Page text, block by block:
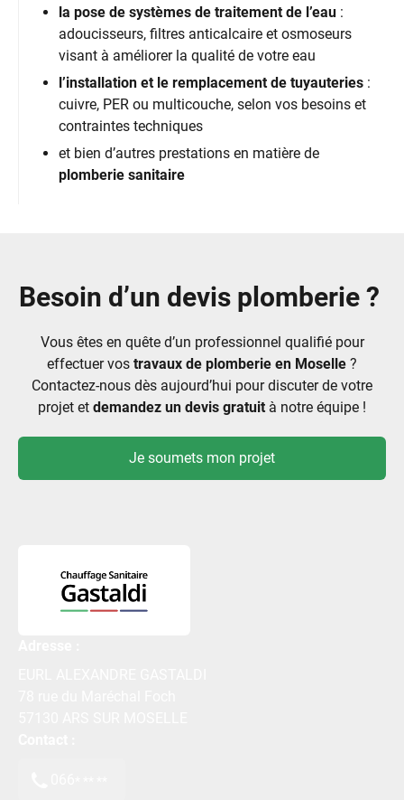
la pose de systèmes de traitement de l’eau :
adoucisseurs, filtres anticalcaire et osmoseurs
visant à améliorer la qualité de votre eau
l’installation et le remplacement de tuyauteries :
cuivre, PER ou multicouche, selon vos besoins et
contraintes techniques
et bien d’autres prestations en matière de
plomberie sanitaire
Besoin d’un devis plomberie ?
Vous êtes en quête d’un professionnel qualifié pour
effectuer vos travaux de plomberie en Moselle ?
Contactez-nous dès aujourd’hui pour discuter de votre
projet et demandez un devis gratuit à notre équipe !
Je soumets mon projet